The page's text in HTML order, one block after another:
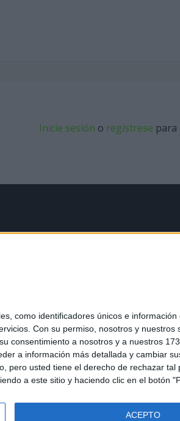
como identificadores únicos e
Con su permiso, nosotros y nuestros
consentimiento a nosotros y a nuestros
a información más detallada y cambiar
pero usted tiene el derecho de rechazar tal
a este sitio y haciendo clic en el botón
ACEPTO
Inicie sesión o regístrese